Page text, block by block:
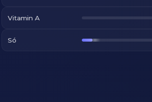
Vitamin A
Só